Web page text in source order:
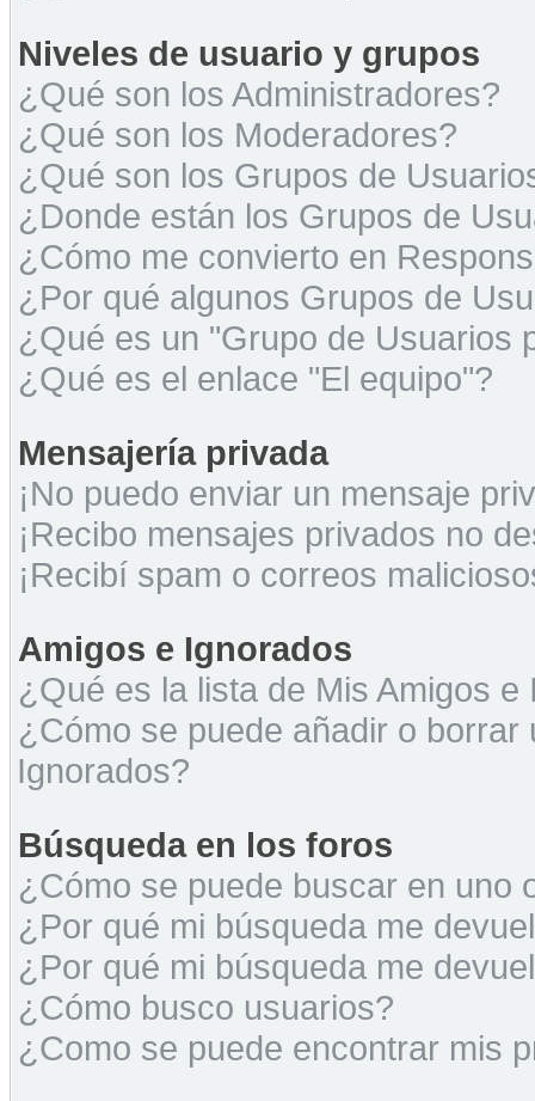
Niveles de usuario y grupos
¿Qué son los Administradores?
¿Qué son los Moderadores?
¿Qué son los Grupos de
¿Donde están los Grupos de
¿Cómo me convierto en
¿Por qué algunos Grupos de
¿Qué es un "Grupo de Usuarios
¿Qué es el enlace "El equipo"?
Mensajería privada
¡No puedo enviar un mensaje
¡Recibo mensajes privados no
¡Recibí spam o correos
Amigos e Ignorados
¿Qué es la lista de Mis Amigos e
¿Cómo se puede añadir o
Ignorados?
Búsqueda en los foros
¿Cómo se puede buscar en uno
¿Por qué mi búsqueda me
¿Por qué mi búsqueda me
¿Cómo busco usuarios?
¿Como se puede encontrar mis